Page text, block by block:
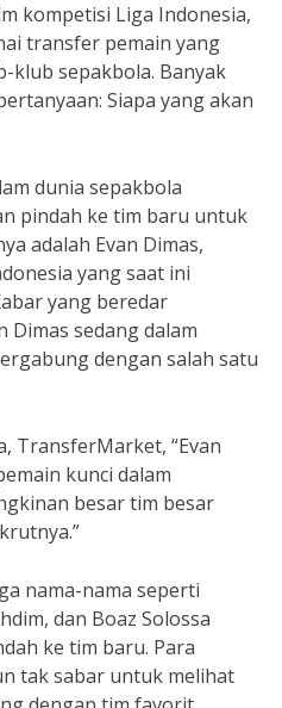
kompetisi Liga Indonesia,
transfer pemain yang
klub sepakbola. Banyak
Siapa yang akan
dunia sepakbola
pindah ke tim baru untuk
adalah Evan Dimas,
yang saat ini
yang beredar
Dimas sedang dalam
dengan salah satu
TransferMarket, “Evan
kunci dalam
besar tim besar
nama-nama seperti
dan Boaz Solossa
ke tim baru. Para
tak sabar untuk melihat